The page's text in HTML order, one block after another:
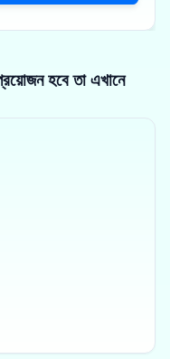
হবে তা এখানে